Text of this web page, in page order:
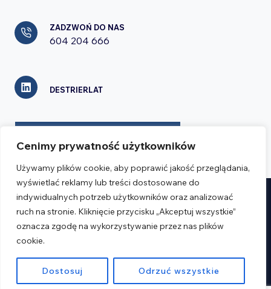
Cenimy prywatność użytkowników
Używamy plików cookie, aby poprawić jakość przeglądania,
wyświetlać reklamy lub treści dostosowane do
indywidualnych potrzeb użytkowników oraz analizować
ruch na stronie. Kliknięcie przycisku „Akceptuj wszystkie”
oznacza zgodę na wykorzystywanie przez nas plików
cookie.
Dostosuj Odrzuć wszystkie
ZADZWOŃ DO NAS
604 204 666
DESTRIERLAT
FORMULARZ KONTAKTOWY
Realizacja:Verseo.pl
Regulamin